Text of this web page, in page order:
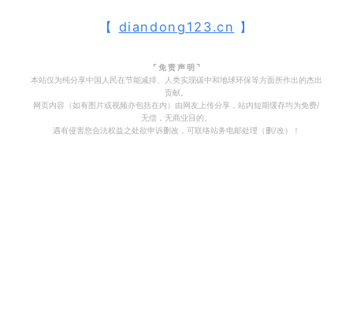
【 diandong123.cn 】
⌜ 免 责 声 明 ⌝
本站仅为纯分享中国人民在节能减排、人类实现碳中和地球环保等方面所作出的杰出
贡献。
网页内容（如有图片或视频亦包括在内）由网友上传分享，站内短期缓存均为免费/
无偿，无商业目的。
遇有侵害您合法权益之处欲申诉删改，可联络站务电邮处理（删/改）！